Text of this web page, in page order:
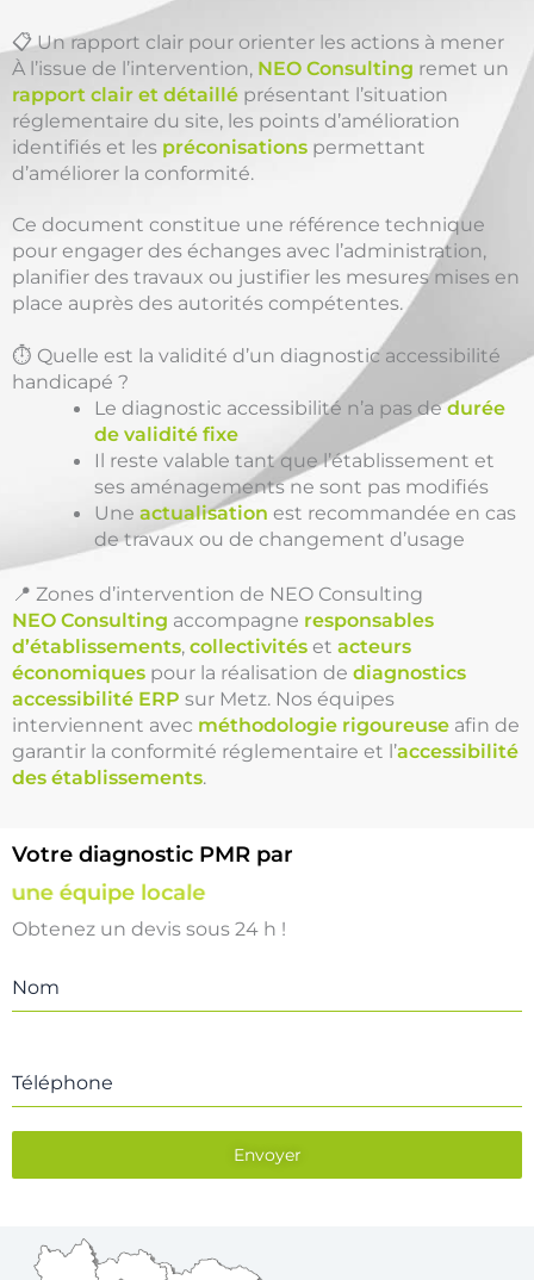
📋 Un rapport clair pour orienter les actions à mener
À l’issue de l’intervention, NEO Consulting remet un
rapport clair et détaillé présentant l’situation
réglementaire du site, les points d’amélioration
identifiés et les préconisations permettant
d’améliorer la conformité.
Ce document constitue une référence technique
pour engager des échanges avec l’administration,
planifier des travaux ou justifier les mesures mises en
place auprès des autorités compétentes.
⏱️ Quelle est la validité d’un diagnostic accessibilité
handicapé ?
Le diagnostic accessibilité n’a pas dedurée
de validité fixe
Il reste valable tant que l’établissement et
ses aménagements ne sont pas modifiés
Uneactualisation est recommandée en cas
de travaux ou de changement d’usage
📍 Zones d’intervention de NEO Consulting
NEO Consulting accompagne responsables
d’établissements, collectivités et acteurs
économiques pour la réalisation de diagnostics
accessibilité ERP sur Metz. Nos équipes
interviennent avec méthodologie rigoureuse afin de
garantir la conformité réglementaire et l’accessibilité
des établissements.
Votre diagnostic PMR par
une équipe locale
Obtenez un devis sous 24 h !
Nom
Téléphone
Envoyer